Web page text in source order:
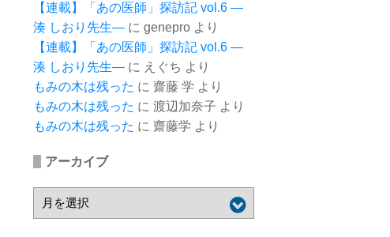
【連載】「あの医師」探訪記 vol.6 ―
湊 しおり先生― に genepro より
【連載】「あの医師」探訪記 vol.6 ―
湊 しおり先生― に えぐち より
もみの木は残った に 齋藤 学 より
もみの木は残った に 渡辺加奈子 より
もみの木は残った に 齋藤学 より
アーカイブ